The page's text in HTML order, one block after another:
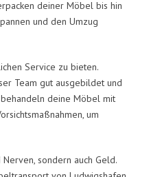
deiner Möbel bis hin
und den Umzug
Service zu bieten.
Team gut ausgebildet und
deine Möbel mit
um
sondern auch Geld.